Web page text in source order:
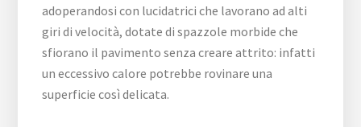
adoperandosi con lucidatrici che lavorano ad alti
giri di velocità, dotate di spazzole morbide che
sfiorano il pavimento senza creare attrito: infatti
un eccessivo calore potrebbe rovinare una
superficie così delicata.